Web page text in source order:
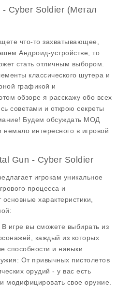
Cyber Soldier (Метал
что-то захватывающее,
Андроид-устройстве, то
стать отличным выбором.
классического шутера и
графикой и
обзоре я расскажу обо всех
советами и открою секреты
Будем обсуждать МОД
немало интересного в игровой
Gun - Cyber Soldier
игрокам уникальное
процесса и
характеристики,
В игре вы сможете выбирать из
каждый из которых
способности и навыки.
: От привычных пистолетов
орудий - у вас есть
модифицировать свое оружие.